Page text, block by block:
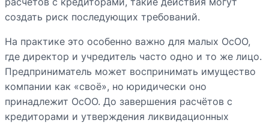
создать риск последующих требований.
На практике это особенно важно для малых ОсОО,
где директор и учредитель часто одно и то же лицо.
Предприниматель может воспринимать имущество
компании как «своё», но юридически оно
принадлежит ОсОО. До завершения расчётов с
кредиторами и утверждения ликвидационных